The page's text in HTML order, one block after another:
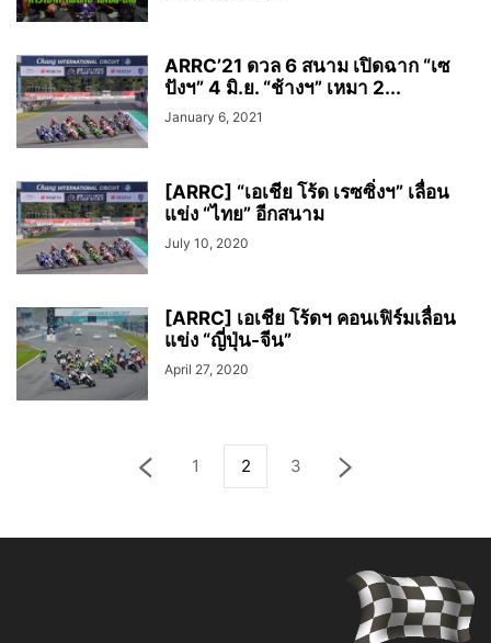
ARRC’21 ดวล 6 สนาม เปิดฉาก “เซ
ปังฯ” 4 มิ.ย. “ช้างฯ” เหมา 2...
January 6, 2021
[ARRC] “เอเชีย โร้ด เรซซิ่งฯ” เลื่อน
แข่ง “ไทย”​ อีกสนาม
July 10, 2020
[ARRC] เอเชีย โร้ดฯ คอนเฟิร์มเลื่อน
แข่ง “ญี่ปุ่น-จีน”
April 27, 2020
1 2 3